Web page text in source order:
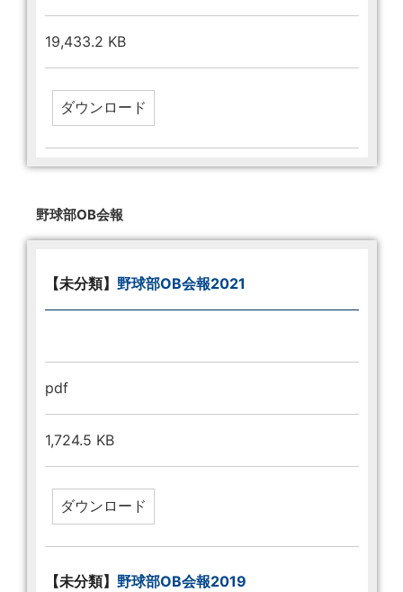
19,433.2 KB
野球部OB会報
【未分類】 野球部OB会報2021
pdf
1,724.5 KB
【未分類】 野球部OB会報2019